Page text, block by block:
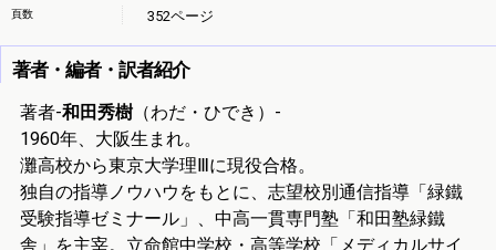
頁数 352ページ
著者・編者・訳者紹介
著者-和田秀樹（わだ・ひでき）-
1960年、大阪生まれ。
灘高校から東京大学理Ⅲに現役合格。
独自の指導ノウハウをもとに、志望校別通信指導「緑鐵
受験指導ゼミナール」、中高一貫専門塾「和田塾緑鐵
舎」を主宰。立命館中学校・高等学校「メディカルサイ